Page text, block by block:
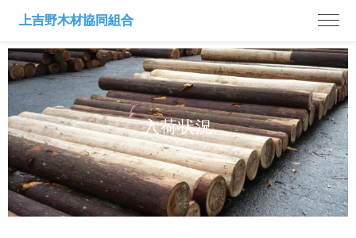
入荷状況